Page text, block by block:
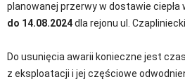
planowanej przerwy w dostawie ciepła
do 14.08.2024dla rejonu ul.
Do usunięcia awarii konieczne jest
z eksploatacji i jej częściowe